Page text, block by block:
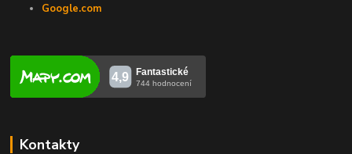
Google.com
Kontakty